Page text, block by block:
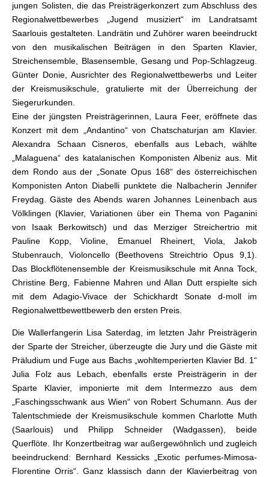
jungen Solisten, die das Preisträgerkonzert zum Abschluss des
Regionalwettbewerbes „Jugend musiziert“ im Landratsamt
Saarlouis gestalteten. Landrätin und Zuhörer waren beeindruckt
von den musikalischen Beiträgen in den Sparten Klavier,
Streichensemble, Blasensemble, Gesang und Pop-Schlagzeug.
Günter Donie, Ausrichter des Regionalwettbewerbs und Leiter
der Kreismusikschule, gratulierte mit der Überreichung der
Siegerurkunden.
Eine der jüngsten Preisträgerinnen, Laura Feer, eröffnete das
Konzert mit dem „Andantino“ von Chatschaturjan am Klavier.
Alexandra Schaan Cisneros, ebenfalls aus Lebach, wählte
„Malaguena“ des katalanischen Komponisten Albeniz aus. Mit
dem Rondo aus der „Sonate Opus 168“ des österreichischen
Komponisten Anton Diabelli punktete die Nalbacherin Jennifer
Freydag. Gäste des Abends waren Johannes Leinenbach aus
Völklingen (Klavier, Variationen über ein Thema von Paganini
von Isaak Berkowitsch) und das Merziger Streichertrio mit
Pauline Kopp, Violine, Emanuel Rheinert, Viola, Jakob
Stubenrauch, Violoncello (Beethovens Streichtrio Opus 9,1).
Das Blockflötenensemble der Kreismusikschule mit Anna Tock,
Christine Berg, Fabienne Mahren und Allan Dutt erspielte sich
mit dem Adagio-Vivace der Schickhardt Sonate d-moll im
Regionalwettbewettbewerb den ersten Preis.
Die Wallerfangerin Lisa Saterdag, im letzten Jahr Preisträgerin
der Sparte der Streicher, überzeugte die Jury und die Gäste mit
Präludium und Fuge aus Bachs „wohltemperierten Klavier Bd. 1“
Julia Folz aus Lebach, ebenfalls erste Preisträgerin in der
Sparte Klavier, imponierte mit dem Intermezzo aus dem
„Faschingsschwank aus Wien“ von Robert Schumann. Aus der
Talentschmiede der Kreismusikschule kommen Charlotte Muth
(Saarlouis) und Philipp Schneider (Wadgassen), beide
Querflöte. Ihr Konzertbeitrag war außergewöhnlich und zugleich
beeindruckend: Bernhard Kessicks „Exotic perfumes-Mimosa-
Florentine Orris“. Ganz klassisch dann der Klavierbeitrag von